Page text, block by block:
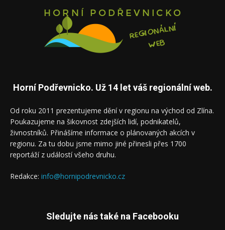
Horní Podřevnicko. Už 14 let váš regionální web.
Od roku 2011 prezentujeme dění v regionu na východ od Zlína.
Poukazujeme na šikovnost zdejších lidí, podnikatelů,
živnostníků. Přinášíme informace o plánovaných akcích v
regionu. Za tu dobu jsme mimo jiné přinesli přes 1700
reportáží z událostí všeho druhu.
Redakce: info@hornipodrevnicko.cz
Sledujte nás také na Facebooku